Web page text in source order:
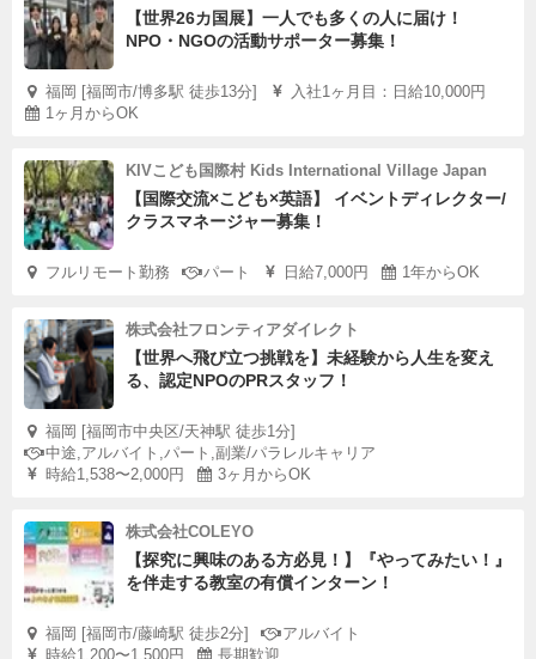
【世界26カ国展】一人でも多くの人に届け！
NPO・NGOの活動サポーター募集！
福岡 [福岡市/博多駅 徒歩13分]
入社1ヶ月目：日給10,000円
1ヶ月からOK
KIVこども国際村 Kids International Village Japan
【国際交流×こども×英語】 イベントディレクター/
クラスマネージャー募集！
フルリモート勤務 パート 日給7,000円 1年からOK
株式会社フロンティアダイレクト
【世界へ飛び立つ挑戦を】未経験から人生を変え
る、認定NPOのPRスタッフ！
福岡 [福岡市中央区/天神駅 徒歩1分]
中途,アルバイト,パート,副業/パラレルキャリア
時給1,538〜2,000円
3ヶ月からOK
株式会社COLEYO
【探究に興味のある方必見！】『やってみたい！』
を伴走する教室の有償インターン！
福岡 [福岡市/藤崎駅 徒歩2分]
アルバイト
時給1,200〜1,500円
長期歓迎